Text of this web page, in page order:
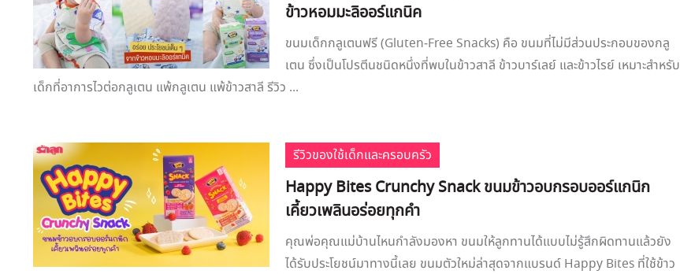
ข้าวหอมมะลิออร์แกนิค
ขนมเด็กกลูเตนฟรี (Gluten-Free Snacks) คือ ขนมที่ไม่มีส่วนประกอบของกลู
เตน ซึ่งเป็นโปรตีนชนิดหนึ่งที่พบในข้าวสาลี ข้าวบาร์เลย์ และข้าวไรย์ เหมาะสำหรับ
เด็กที่อาการไวต่อกลูเตน แพ้กลูเตน แพ้ข้าวสาลี รีวิว ...
รีวิวของใช้เด็กและครอบครัว
Happy Bites Crunchy Snack ขนมข้าวอบกรอบออร์แกนิก
เคี้ยวเพลินอร่อยทุกคำ
คุณพ่อคุณแม่บ้านไหนกำลังมองหา ขนมให้ลูกทานได้แบบไม่รู้สึกผิดทานแล้วยัง
ได้รับประโยชน์มาทางนี้เลย ขนมตัวใหม่ล่าสุดจากแบรนด์ Happy Bites ที่ใช้ข้าว